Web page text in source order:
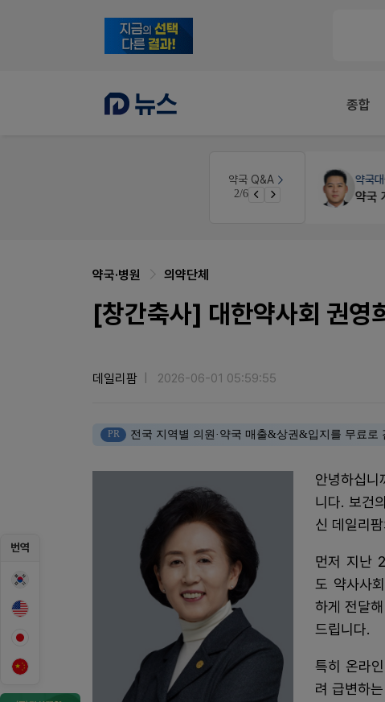
종합
약국 Q&A
3/6
약국
번역
약국·병원 의약단체
[창간축사] 대한약사회 권영
데일리팜 2026-06-01 05:59:55
PR 전국 지역별 의원·약국 매출&상권&입지를 무료로
안녕하십
니다. 보건
신 데일리
먼저 지난
도 약사사
하게 전달
드립니다.
특히 온라
려 급변하